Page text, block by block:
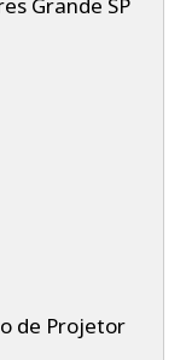
Grande SP
de Projetor